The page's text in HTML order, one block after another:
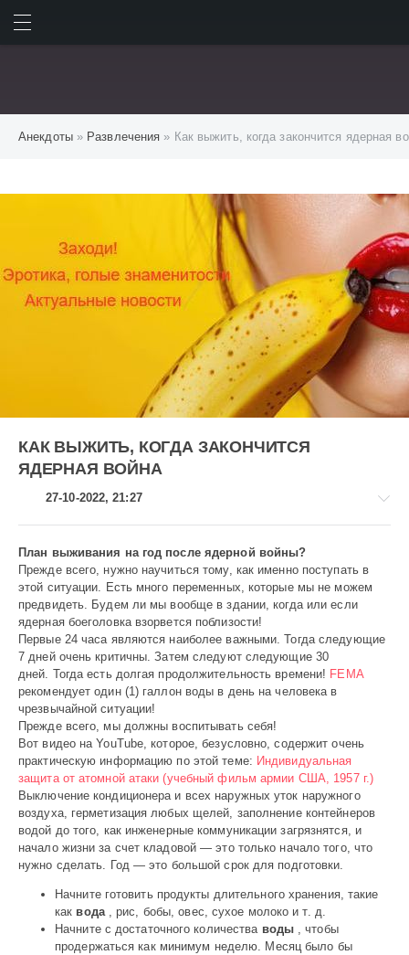
Анекдоты» Развлечения » Как выжить, когда закончится ядерная
КАК ВЫЖИТЬ, КОГДА ЗАКОНЧИТСЯ
ЯДЕРНАЯ ВОЙНА
27-10-2022, 21:27
Развлечения
gugolo
556
План выживания на год после ядерной войны?
Прежде всего, нужно научиться тому, как именно поступать в
этой ситуации. Есть много переменных, которые мы не можем
предвидеть. Будем ли мы вообще в здании, когда или если
ядерная боеголовка взорвется поблизости!
Первые 24 часа являются наиболее важными. Тогда следующие
7 дней очень критичны. Затем следуют следующие 30
дней. Тогда есть долгая продолжительность времени! FEMA
рекомендует один (1) галлон воды в день на человека в
чрезвычайной ситуации!
Прежде всего, мы должны воспитывать себя!
Вот видео на YouTube, которое, безусловно, содержит очень
практическую информацию по этой теме: Индивидуальная
защита от атомной атаки (учебный фильм армии США, 1957 г.)
Выключение кондиционера и всех наружных уток наружного
воздуха, герметизация любых щелей, заполнение контейнеров
водой до того, как инженерные коммуникации загрязнятся, и
начало жизни за счет кладовой — это только начало того, что
нужно сделать. Год — это большой срок для подготовки.
Начните готовить продукты длительного хранения, такие
как вода, рис, бобы, овес, сухое молоко и т. д.
Начните с достаточного количества воды, чтобы
продержаться как минимум неделю. Месяц было бы